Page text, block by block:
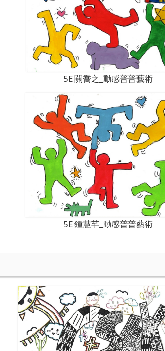
5E 關喬之_動感普普藝術
5E 鍾慧芊_動感普普藝術